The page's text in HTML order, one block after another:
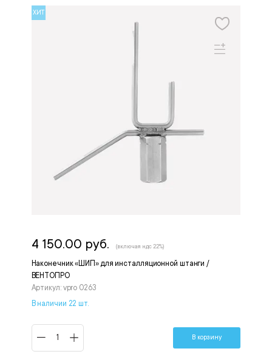
ХИТ
Наконечник «ШИП» для инсталляционной штанги /
ВЕНТОПРО
Артикул: vpro 0263
4 150.00 руб. (включая ндс 22%)
В наличии 22 шт.
В корзину